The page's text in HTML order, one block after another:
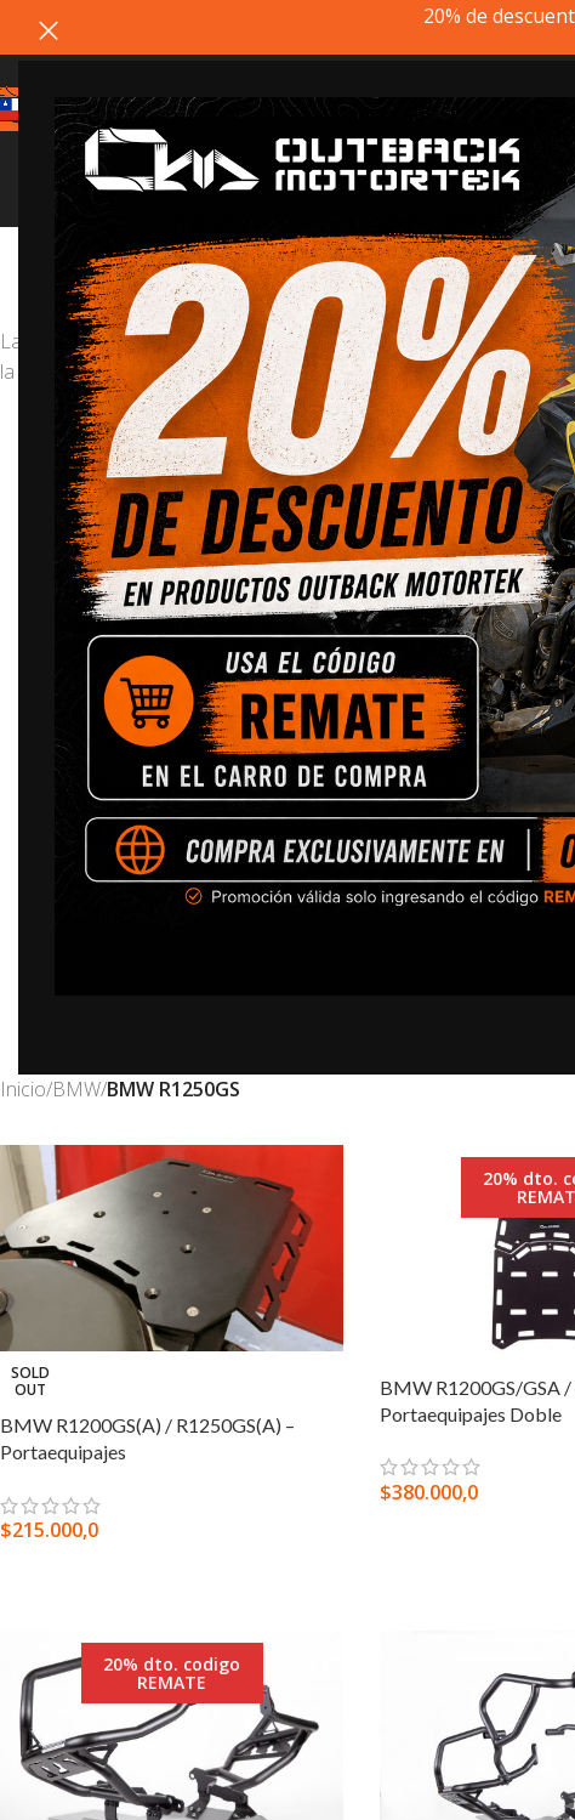
20% de
Estimado cliente, si el producto que
La BMW R1250GSes la motocicleta más nueva de aventura y
la BMW R1250GS.
Inicio/BMW/BMW R1250GS
SOLD
OUT
BMW R1200GS(A) / R1250GS(A) –
Portaequipajes
$215.000,0
20% dto.
BMW R1200GS/GSA /
Portaequipajes Doble
$380.000,0
20% dto. codigo
REMATE